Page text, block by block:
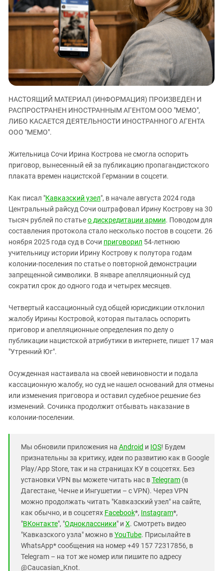
ЗАСТАВЛЯЕТ
КАВКАЗ ЗА ПАЛЕСТИНУ
ИНАКОМЫСЛИЕ В ЧЕЧНЕ
ПРЕСЛЕДОВАНИЕ АКТИВИСТОВ
МОБИЛИЗАЦИЯ И ПРОТЕСТЫ
Дагестан
Ингушетия
Кабардино-Балкария
Карачаево-Черкесия
Краснодарский край
Нагорный Карабах
Ростовская область
СКФО
Ставропольский край
Южная Осетия
Южный Кавказ
ЮФО
НАСТОЯЩИЙ МАТЕРИАЛ (ИНФОРМАЦИЯ) ПРОИЗВЕДЕН И
РАСПРОСТРАНЕН ИНОСТРАННЫМ АГЕНТОМ ООО "МЕМО",
ЛИБО КАСАЕТСЯ ДЕЯТЕЛЬНОСТИ ИНОСТРАННОГО АГЕНТА
ООО "МЕМО".
Жительница Сочи Ирина Кострова не смогла оспорить
приговор, вынесенный ей за публикацию пропагандистского
плаката времен нацистской Германии в соцсети.
Как писал "Кавказский узел", в начале августа 2024 года
Центральный райсуд Сочи оштрафовал Ирину Кострову на 30
тысяч рублей по статьео дискредитации армии. Поводом для
составления протокола стало несколько постов в соцсети. 26
ноября 2025 года суд в Сочи приговорил 54-летнюю
учительницу истории Ирину Кострову к полутора годам
колонии-поселения по статье о повторной демонстрации
запрещенной символики. В январе апелляционный суд
сократил срок до одного года и четырех месяцев.
Четвертый кассационный суд общей юрисдикции отклонил
жалобу Ирины Костровой, которая пыталась оспорить
приговор и апелляционные определения по делу о
публикации нацистской атрибутики в интернете, пишет 17 мая
"Утренний Юг".
Осужденная настаивала на своей невиновности и подала
кассационную жалобу, но суд не нашел оснований для отмены
или изменения приговора и оставил судебное решение без
изменений. Сочинка продолжит отбывать наказание в
колонии-поселении.
Мы обновили приложения на Android и IOS! Будем
признательны за критику, идеи по развитию как в Google
Play/App Store, так и на страницах КУ в соцсетях. Без
установки VPN вы можете читать нас вTelegram (в
Дагестане, Чечне и Ингушетии – с VPN). Через VPN
можно продолжать читать "Кавказский узел" на сайте,
как обычно, и в соцсетях Facebook*, Instagram*,
"ВКонтакте", "Одноклассники" и X. Смотреть видео
"Кавказского узла" можно вYouTube. Присылайте в
WhatsApp* сообщения на номер +49 157 72317856, в
Telegram – на тот же номер или пишите по адресу
@Caucasian_Knot.